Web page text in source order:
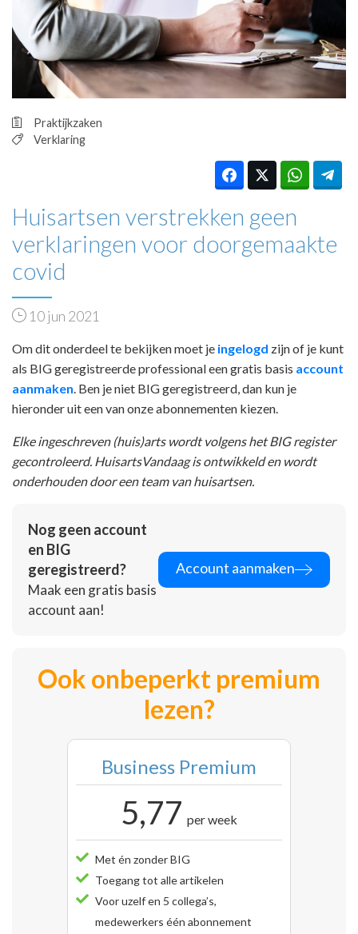
PRAKTIJKZAKEN
TARIEVEN
VPHUISARTSEN
MEDISCHE VAKHANDEL
REGISTRATIE
Praktijkzaken
Verklaring
Huisartsen verstrekken geen
verklaringen voor doorgemaakte
covid
10 jun 2021
Om dit onderdeel te bekijken moet je ingelogd zijn of je kunt
als BIG geregistreerde professional een gratis basis account
aanmaken . Ben je niet BIG geregistreerd, dan kun je
hieronder uit een van onze abonnementen kiezen.
Elke ingeschreven (huis)arts wordt volgens het BIG register
gecontroleerd. HuisartsVandaag is ontwikkeld en wordt
onderhouden door een team van huisartsen.
Nog geen account
en BIG
geregistreerd?
Maak een gratis basis
account aan!
Account aanmaken
Ook onbeperkt premium
lezen?
Business Premium
5,77 per week
Met én zonder BIG
Toegang tot alle artikelen
Voor uzelf en 5 collega’s,
medewerkers één abonnement